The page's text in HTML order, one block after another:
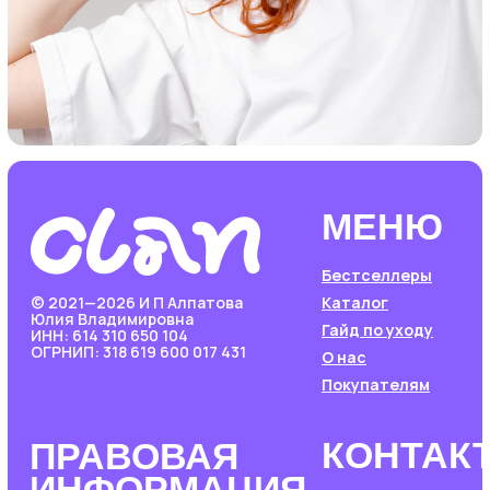
персональных данных
Согласие на маркетинг
Сайт разработала